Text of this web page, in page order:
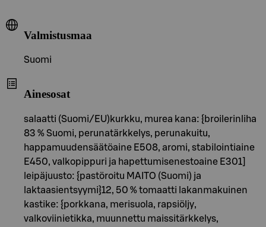
Valmistusmaa
Suomi
Ainesosat
salaatti (Suomi/EU)kurkku, murea kana: {broilerinliha
83 % Suomi, perunatärkkelys, perunakuitu,
happamuudensäätöaine E508, aromi, stabilointiaine
E450, valkopippuri ja hapettumisenestoaine E301]
leipäjuusto: {pastöroitu MAITO (Suomi) ja
laktaasientsyymi}12, 50 % tomaatti lakanmakuinen
kastike: {porkkana, merisuola, rapsiöljy,
valkoviinietikka, muunnettu maissitärkkelys,